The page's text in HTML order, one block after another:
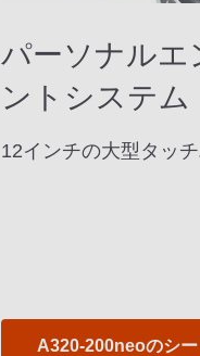
パーソナルエ
ントシステム
12インチの大型タッ
A320-200neoのシー